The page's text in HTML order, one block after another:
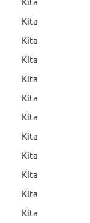
Kita
Kita
Kita
Kita
Kita
Kita
Kita
Kita
Kita
Kita
Kita